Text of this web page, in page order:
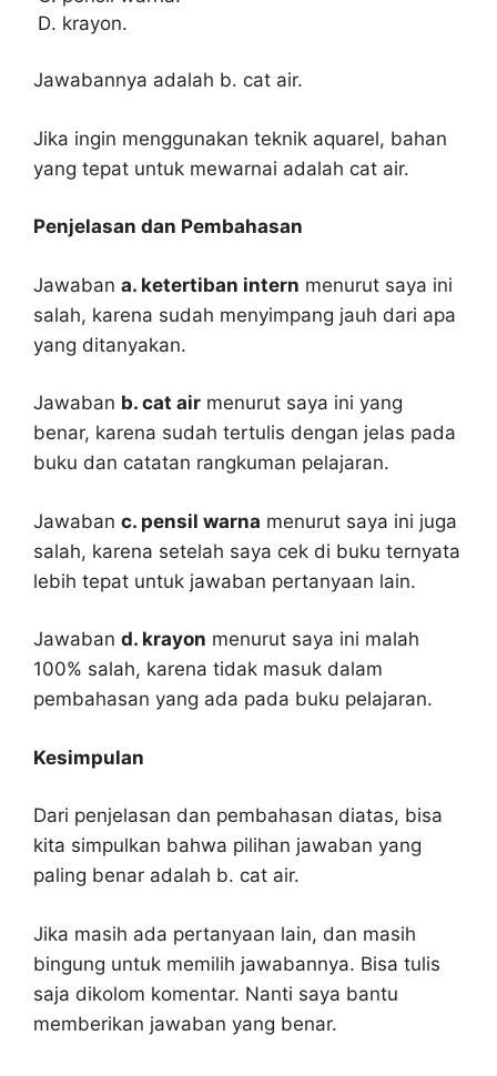
krayon.
Jawabannya adalah b. cat air.
Jika ingin menggunakan teknik aquarel, bahan
yang tepat untuk mewarnai adalah cat air.
Penjelasan dan Pembahasan
Jawaban a. ketertiban intern menurut saya ini
salah, karena sudah menyimpang jauh dari apa
yang ditanyakan.
Jawaban b. cat air menurut saya ini yang
benar, karena sudah tertulis dengan jelas pada
buku dan catatan rangkuman pelajaran.
Jawaban c. pensil warna menurut saya ini juga
salah, karena setelah saya cek di buku ternyata
lebih tepat untuk jawaban pertanyaan lain.
Jawaban d. krayon menurut saya ini malah
100% salah, karena tidak masuk dalam
pembahasan yang ada pada buku pelajaran.
Kesimpulan
Dari penjelasan dan pembahasan diatas, bisa
kita simpulkan bahwa pilihan jawaban yang
paling benar adalah b. cat air.
Jika masih ada pertanyaan lain, dan masih
bingung untuk memilih jawabannya. Bisa tulis
saja dikolom komentar. Nanti saya bantu
memberikan jawaban yang benar.